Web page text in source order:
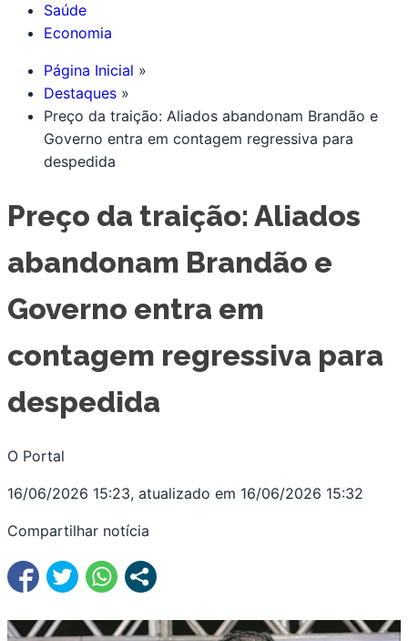
Saúde
Economia
Página Inicial
Destaques
Preço da traição: Aliados abandonam Brandão e
Governo entra em contagem regressiva para
despedida
Preço da traição: Aliados
abandonam Brandão e
Governo entra em
contagem regressiva para
despedida
O Portal
16/06/2026 15:23, atualizado em 16/06/2026 15:32
Compartilhar notícia